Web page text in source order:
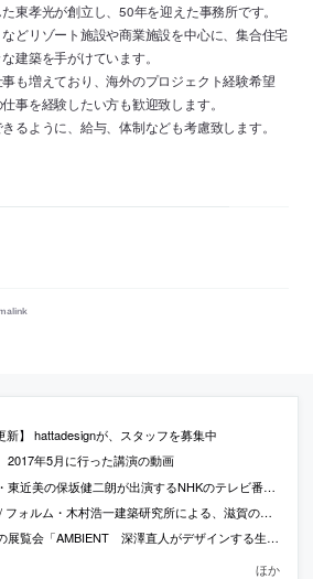
東孝光が創立し、50年を迎えた事務所です。
どリゾート施設や商業施設を中心に、集合住宅
建築を手がけています。
も増えており、海外のプロジェクト経験希望
事を経験したい方も歓迎致します。
るように、給与、体制なども考慮致します。
新】 hattadesignが、スタッフを募集中
2017年5月に行った講演の動画
坂健二朗が出演するNHKのテレビ番組・日曜美術館「小さな家たちの冒険」が放送 [2017/8/27]
ム・木村浩一建築研究所による、滋賀のアトリエ併用住宅「呼応する空間」
会「AMBIENT 深澤直人がデザインする生活の周囲展」の会場写真など
ほか